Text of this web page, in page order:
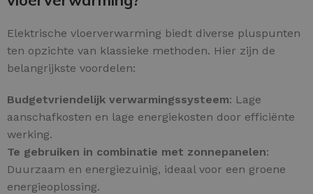
Elektrische vloerverwarming biedt diverse pluspunten
ten opzichte van klassieke methoden. Hier zijn de
belangrijkste voordelen:
Budgetvriendelijk verwarmingssysteem: Lage
aanschafkosten en lage energiekosten door efficiënte
werking.
Te gebruiken in combinatie met zonnepanelen:
Duurzaam en energiezuinig, ideaal voor een groene
energieoplossing.